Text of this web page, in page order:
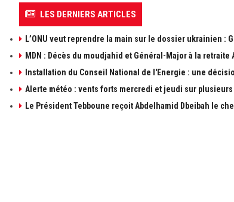
LES DERNIERS ARTICLES
L’ONU veut reprendre la main sur le dossier ukrainien :
MDN : Décès du moudjahid et Général-Major à la retraite
Installation du Conseil National de l'Energie : une
Alerte météo : vents forts mercredi et jeudi sur plusieurs
Le Président Tebboune reçoit Abdelhamid Dbeibah le